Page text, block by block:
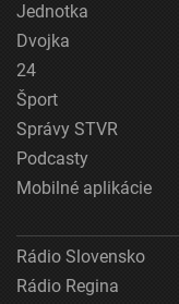
Jednotka
Dvojka
24
Šport
Správy STVR
Podcasty
Mobilné aplikácie
Rádio Slovensko
Rádio Regina